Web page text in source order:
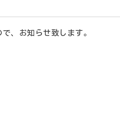
、お知らせ致します。